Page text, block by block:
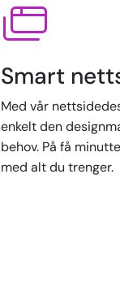
Smart
Med vår
enkelt den
behov. På få
med alt du trenger.